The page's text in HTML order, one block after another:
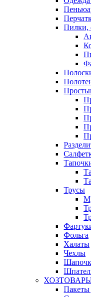
Пилки,
Трусы
Фольга
Халаты
Чехлы
Пакеты